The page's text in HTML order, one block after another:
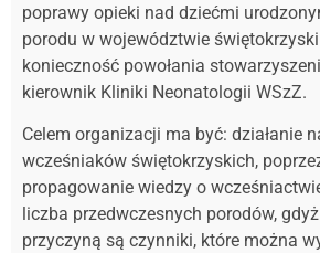
poprawy opieki nad dziećmi
porodu w województwie
konieczność powołania
kierownik Kliniki Neonatologii WSzZ.
Celem organizacji ma być: działanie
wcześniaków świętokrzyskich,
propagowanie wiedzy o
liczba przedwczesnych porodów,
przyczyną są czynniki, które można